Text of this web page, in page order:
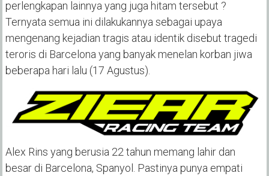
perlengkapan lainnya yang juga hitam tersebut ?
Ternyata semua ini dilakukannya sebagai upaya
mengenang kejadian tragis atau identik disebut tragedi
teroris di Barcelona yang banyak menelan korban jiwa
beberapa hari lalu (17 Agustus).
Alex Rins yang berusia 22 tahun memang lahir dan
besar di Barcelona, Spanyol. Pastinya punya empati